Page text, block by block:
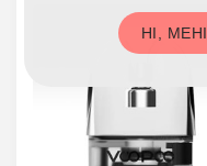
НІ,